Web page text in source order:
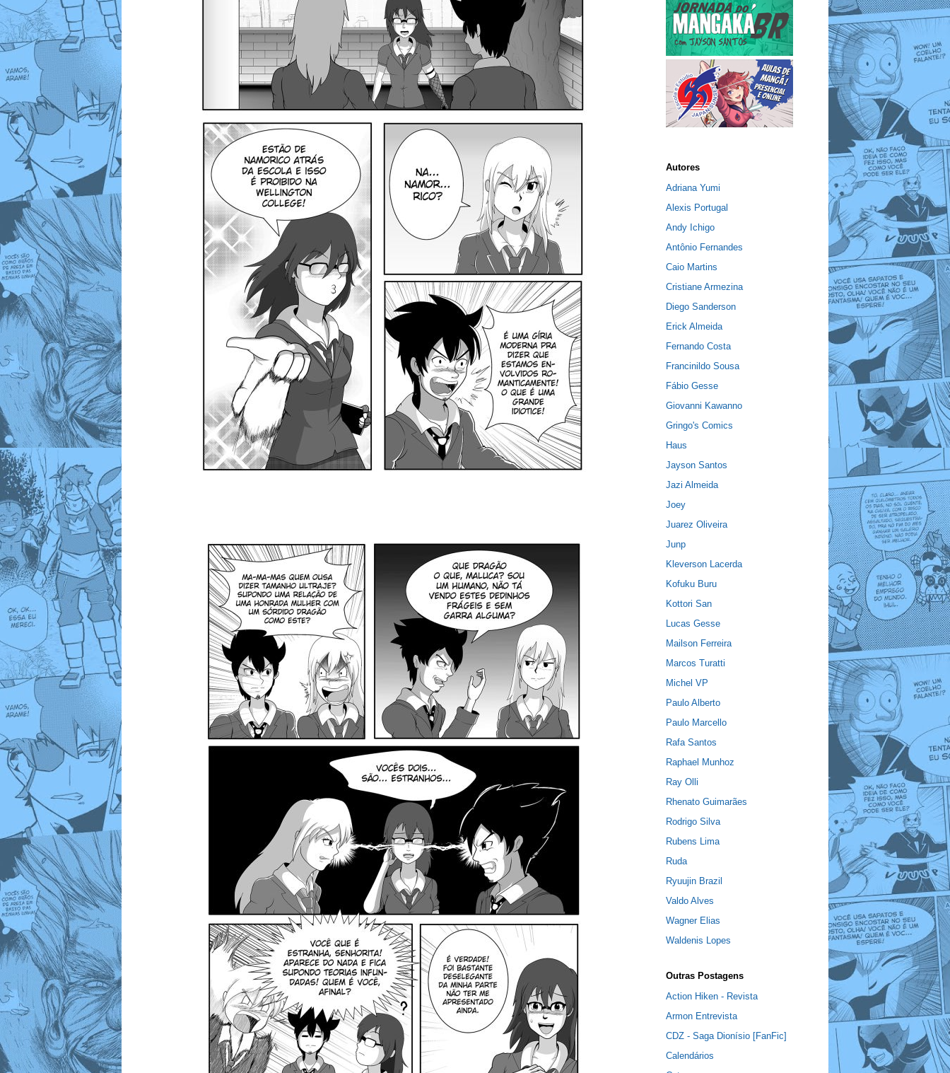
Autores
Adriana Yumi
Alexis Portugal
Andy Ichigo
Antônio Fernandes
Caio Martins
Cristiane Armezina
Diego Sanderson
Erick Almeida
Fernando Costa
Francinildo Sousa
Fábio Gesse
Giovanni Kawanno
Gringo's Comics
Haus
Jayson Santos
Jazi Almeida
Joey
Juarez Oliveira
Junp
Kleverson Lacerda
Kofuku Buru
Kottori San
Lucas Gesse
Mailson Ferreira
Marcos Turatti
Michel VP
Paulo Alberto
Paulo Marcello
Rafa Santos
Raphael Munhoz
Ray Olli
Rhenato Guimarães
Rodrigo Silva
Rubens Lima
Ruda
Ryuujin Brazil
Valdo Alves
Wagner Elias
Waldenis Lopes
Outras Postagens
Action Hiken - Revista
Armon Entrevista
CDZ - Saga Dionísio [FanFic]
Calendários